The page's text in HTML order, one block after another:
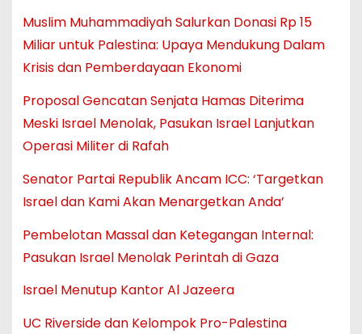
Muslim Muhammadiyah Salurkan Donasi Rp 15
Miliar untuk Palestina: Upaya Mendukung Dalam
Krisis dan Pemberdayaan Ekonomi
Proposal Gencatan Senjata Hamas Diterima
Meski Israel Menolak, Pasukan Israel Lanjutkan
Operasi Militer di Rafah
Senator Partai Republik Ancam ICC: ‘Targetkan
Israel dan Kami Akan Menargetkan Anda’
Pembelotan Massal dan Ketegangan Internal:
Pasukan Israel Menolak Perintah di Gaza
Israel Menutup Kantor Al Jazeera
UC Riverside dan Kelompok Pro-Palestina